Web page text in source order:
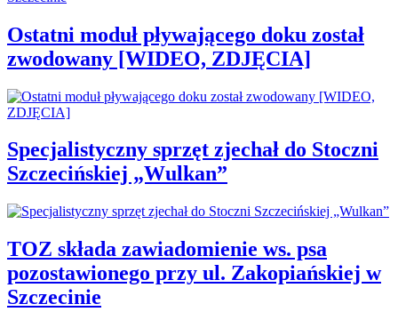
Ostatni moduł pływającego doku został
zwodowany [WIDEO, ZDJĘCIA]
Specjalistyczny sprzęt zjechał do Stoczni
Szczecińskiej „Wulkan”
TOZ składa zawiadomienie ws. psa
pozostawionego przy ul. Zakopiańskiej w
Szczecinie